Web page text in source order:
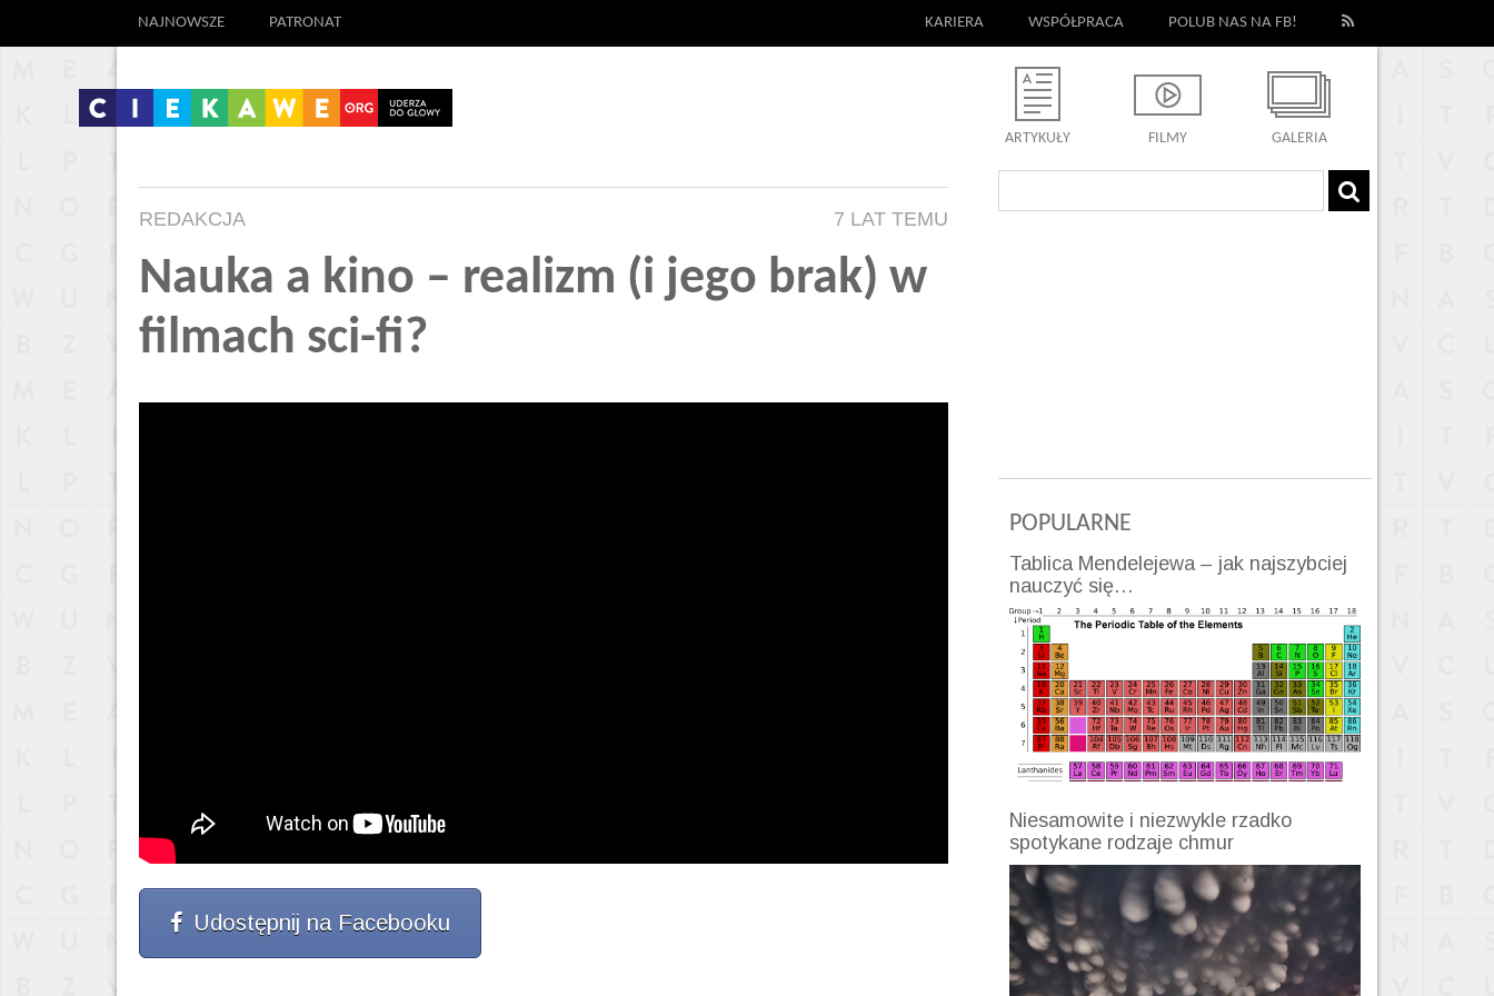
NAJNOWSZE PATRONAT KARIERA WSPÓŁPRACA POLUB NAS NA FB!
ARTYKUŁY FILMY GALERIA
REDAKCJA 7 LAT TEMU
Nauka a kino – realizm (i jego brak) w
filmach sci-fi?
Udostępnij na Facebooku
POPULARNE
Tablica Mendelejewa – jak najszybciej
nauczyć się…
Niesamowite i niezwykle rzadko
spotykane rodzaje chmur